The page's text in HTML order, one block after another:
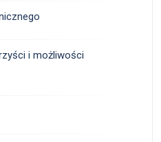
i możliwości